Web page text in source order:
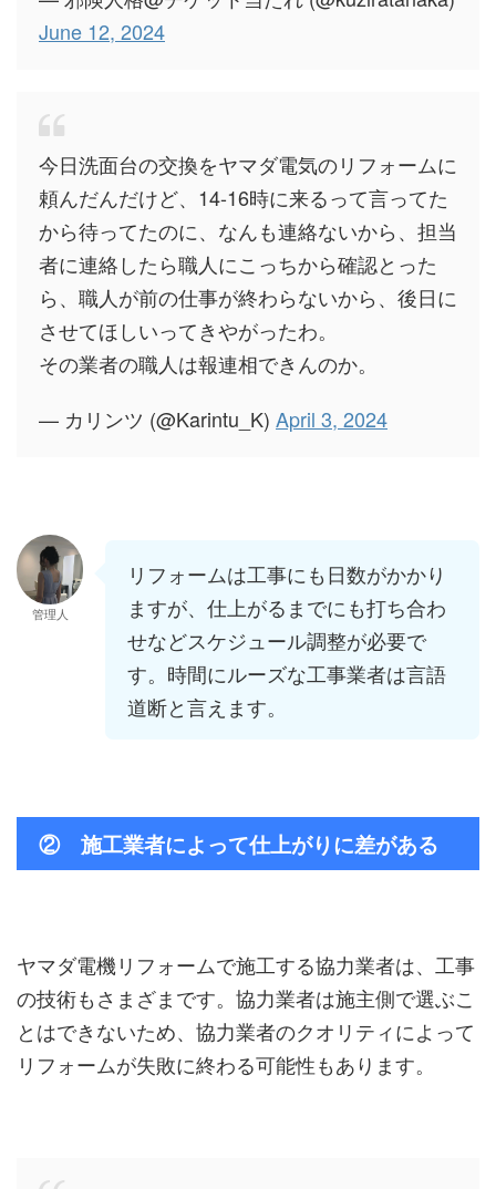
June 12, 2024
今日洗面台の交換をヤマダ電気のリフォームに
頼んだんだけど、14-16時に来るって言ってた
から待ってたのに、なんも連絡ないから、担当
者に連絡したら職人にこっちから確認とった
ら、職人が前の仕事が終わらないから、後日に
させてほしいってきやがったわ。
その業者の職人は報連相できんのか。
— カリンツ (@Karintu_K) April 3, 2024
管理人
リフォームは工事にも日数がかかり
ますが、仕上がるまでにも打ち合わ
せなどスケジュール調整が必要で
す。時間にルーズな工事業者は言語
道断と言えます。
② 施工業者によって仕上がりに差がある
ヤマダ電機リフォームで施工する協力業者は、工事
の技術もさまざまです。協力業者は施主側で選ぶこ
とはできないため、協力業者のクオリティによって
リフォームが失敗に終わる可能性もあります。